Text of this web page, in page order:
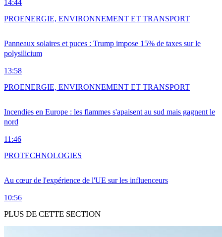
14:44
Panneaux solaires et puces : Trump impose 15% de taxes sur le
polysilicium
13:58
PROENERGIE, ENVIRONNEMENT ET TRANSPORT
Incendies en Europe : les flammes s'apaisent au sud mais gagnent le
nord
11:46
PROENERGIE, ENVIRONNEMENT ET TRANSPORT
Au cœur de l'expérience de l'UE sur les influenceurs
10:56
PROTECHNOLOGIES
PLUS DE CETTE SECTION